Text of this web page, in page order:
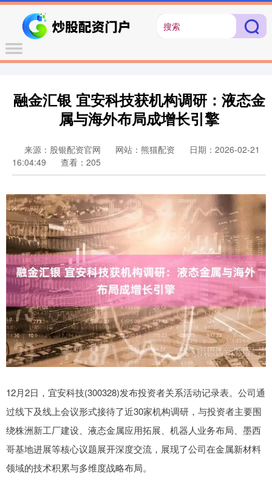
融金汇银 宜安科技获机构调研：液态金
属与海外布局成增长引擎
来源：股银配资官网 网站：熊猫配资
日期：2026-02-21
16:04:49
查看：205
12月2日，宜安科技(300328)发布投资者关系活动记录表。公司通
过线下及线上会议形式接待了近30家机构调研，与投资者主要围
绕株洲新工厂建设、液态金属应用拓展、机器人业务布局、墨西
哥基地进展等核心议题展开深度交流，展现了公司在金属新材料
领域的技术积累与多维度战略布局。